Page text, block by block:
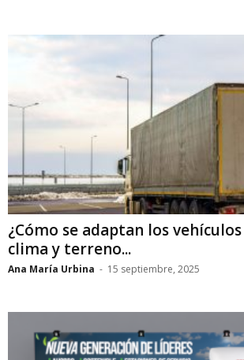
¿Cómo se adaptan los
clima y terreno...
Ana María Urbina - 15 septiembre, 2025